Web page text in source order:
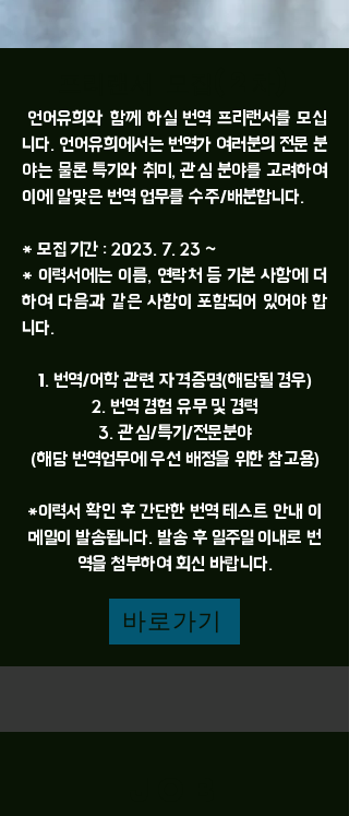
언어유희와 함께 하실 번역 프리랜서를 모십
니다. 언어유희에서는 번역가 여러분의 전문 분
야는 물론 특기와 취미, 관심 분야를 고려하여
이에 알맞은 번역 업무를 수주/배분합니다.
* 모집 기간 : 2023. 7. 23 ~
* 이력서에는 이름, 연락처 등 기본 사항에 더
하여 다음과 같은 사항이 포함되어 있어야 합
니다.
1. 번역/어학 관련 자격증명(해당될 경우)
2. 번역 경험 유무 및 경력
3. 관심/특기/전문분야
(해당 번역업무에 우선 배정을 위한 참고용)
​*이력서 확인 후 간단한 번역 테스트 안내 이
메일이 발송됩니다. 발송 후 일주일 이내로 번
역을 첨부하여 회신 바랍니다.
바로가기